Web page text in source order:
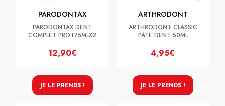
PARODONTAX
PARODONTAX DENT
COMPLET PROT75MLX2
12,90€
JE LE PRENDS !
ARTHRODONT
ARTHRODONT CLASSIC
PATE DENT 50ML
4,95€
JE LE PRENDS !